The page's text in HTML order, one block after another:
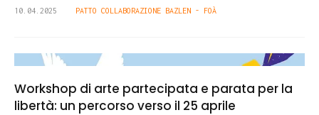
10.04.2025 PATTO COLLABORAZIONE BAZLEN - FOÀ
Workshop di arte partecipata e parata per la
libertà: un percorso verso il 25 aprile